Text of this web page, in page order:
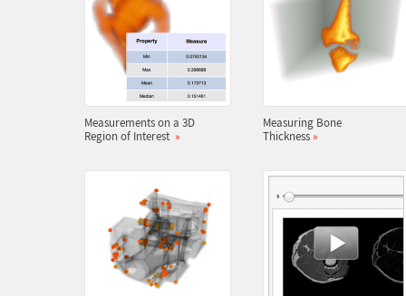
Measurements on a 3D
Region of Interest »
Measuring Bone
Thickness »